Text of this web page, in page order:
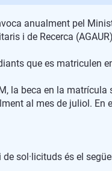
anualment pel
i de Recerca
que es matriculen
la beca en la
al mes de juliol. En
de sol·licituds és el